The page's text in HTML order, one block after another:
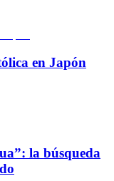
en Japón
la búsqueda